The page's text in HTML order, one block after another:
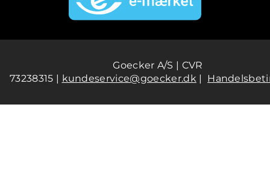
Goecker A/S | CVR
73238315 | kundeservice@goecker.dk|